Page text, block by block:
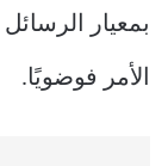
بمعيار الرسائل
الأمر فوضويًا.